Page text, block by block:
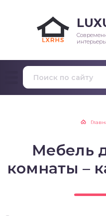
Мебель
комнаты –